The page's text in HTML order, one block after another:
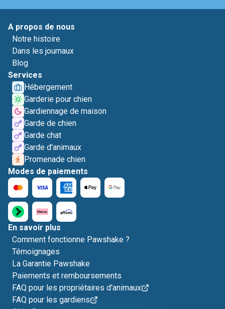
A propos de nous
Notre histoire
Dans les journaux
Blog
Services
Hébergement
Garderie pour chien
Gardiennage de maison
Garde de chien
Garde chat
Garde d'animaux
Promenade chien
Modes de paiements
En savoir plus
Comment fonctionne Pawshake ?
Témoignages
La Garantie Pawshake
Paiements et remboursements
FAQ pour les propriétaires d'animaux
FAQ pour les gardiens